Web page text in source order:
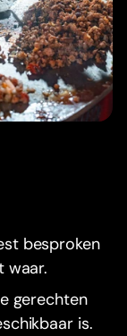
besproken
waar.
gerechten
is.